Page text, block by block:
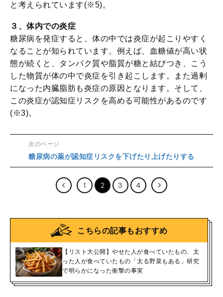
と考えられています(※5)。
３、体内での炎症
糖尿病を発症すると、体の中では炎症が起こりやすく
なることが知られています。例えば、血糖値が高い状
態が続くと、タンパク質や脂質が糖と結びつき、こう
した物質が体の中で炎症を引き起こします。また過剰
になった内臓脂肪も炎症の原因となります。そして、
この炎症が認知症リスクを高める可能性があるのです
(※3)。
次のページ
糖尿病の薬が認知症リスクを下げたり上げたりする
1 2 3 4
こちらの記事もおすすめ
【リスト大公開】やせた人が食べていたもの、太
った人が食べていたもの「太る野菜もある」研究
で明らかになった衝撃の事実